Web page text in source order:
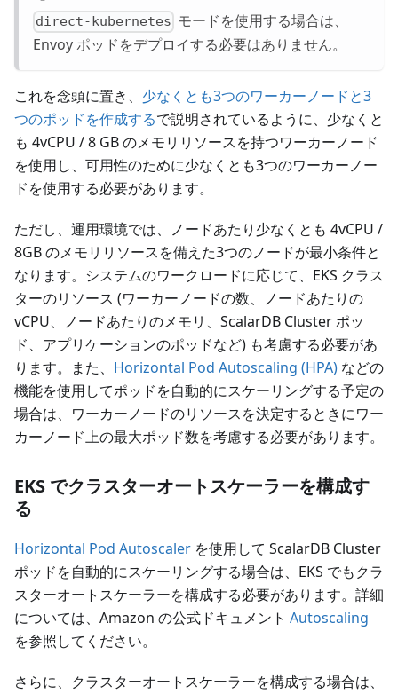
direct-kubernetes モードを使用する場合は、
Envoy ポッドをデプロイする必要はありません。
これを念頭に置き、 少なくとも3つのワーカーノードと3
つのポッドを作成するで説明されているように、少なくと
も 4vCPU / 8 GB のメモリリソースを持つワーカーノード
を使用し、可用性のために少なくとも3つのワーカーノー
ドを使用する必要があります。
ただし、運用環境では、ノードあたり少なくとも 4vCPU /
8GB のメモリリソースを備えた3つのノードが最小条件と
なります。システムのワークロードに応じて、EKS クラス
ターのリソース (ワーカーノードの数、ノードあたりの
vCPU、ノードあたりのメモリ、ScalarDB Cluster ポッ
ド、アプリケーションのポッドなど) も考慮する必要があ
ります。また、 Horizontal Pod Autoscaling (HPA) などの
機能を使用してポッドを自動的にスケーリングする予定の
場合は、ワーカーノードのリソースを決定するときにワー
カーノード上の最大ポッド数を考慮する必要があります。
EKS でクラスターオートスケーラーを構成す
る
Horizontal Pod Autoscaler を使用して ScalarDB Cluster
ポッドを自動的にスケーリングする場合は、EKS でもクラ
スターオートスケーラーを構成する必要があります。詳細
については、Amazon の公式ドキュメント Autoscaling
を参照してください。
さらに、クラスターオートスケーラーを構成する場合は、